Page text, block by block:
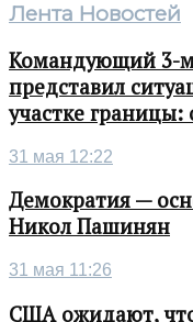
Лента Новостей
Командующий 3-
представил
участке границы:
31 мая 12:22
Демократия —
Никол Пашинян
31 мая 11:26
США ожидают,